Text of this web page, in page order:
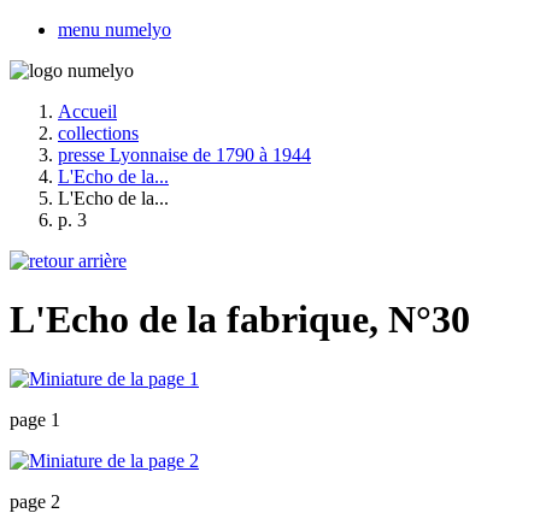
menu numelyo
Accueil
collections
presse Lyonnaise de 1790 à 1944
L'Echo de la...
L'Echo de la...
p. 3
L'Echo de la fabrique, N°30
page 1
page 2